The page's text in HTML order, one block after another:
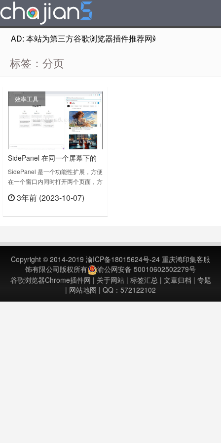
AD: 本站为第三方谷歌浏览器插件推荐网站，非Google
标签：分页
效率工具
SidePanel 在同一个屏幕下的
侧边栏打开一个新的网页
SidePanel 是一个功能性扩展，方便
在一个窗口内同时打开两个页面，方
在侧边栏，你可以打开一个新的网
2023年7月29日……
3年前 (2023-10-07)
Copyright © 2014-2019 渝ICP备18015624号-24 重庆鸿印集客服
饰有限公司版权所有
渝公网安备 50010602502279号
谷歌浏览器Chrome插件网 | 关于网站| 标签汇总| 文章归档 | 专题
| 网站地图 | QQ：572122102